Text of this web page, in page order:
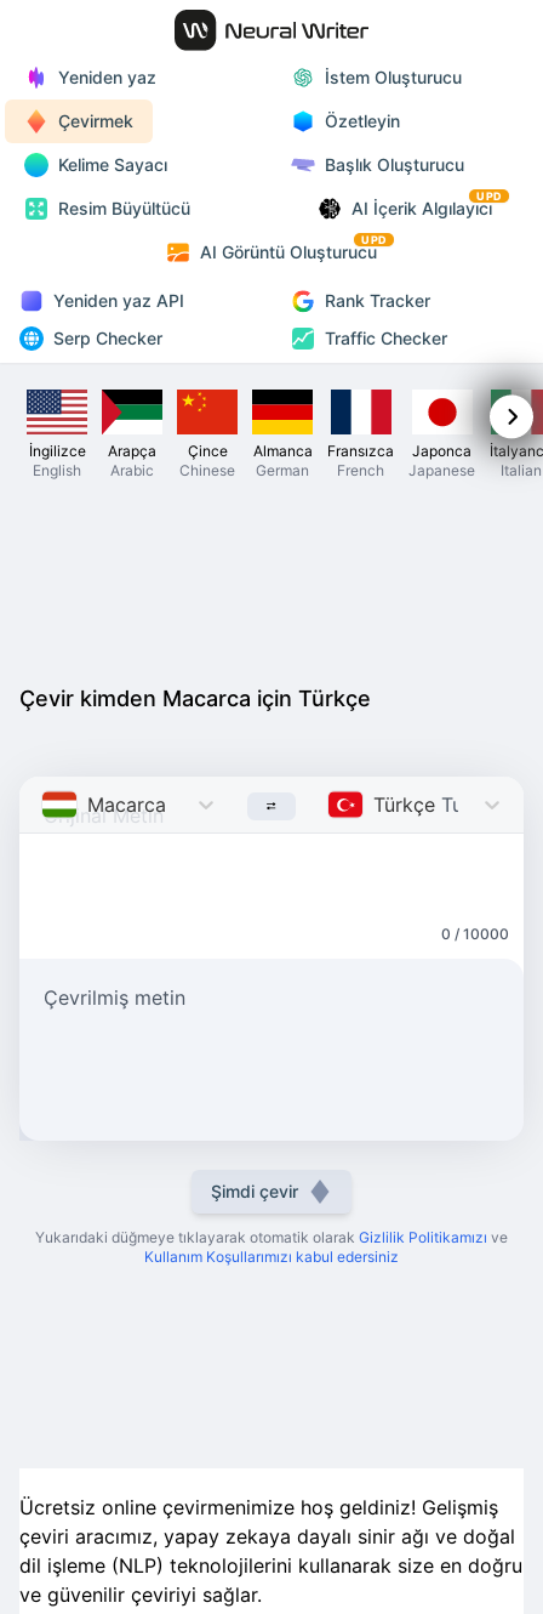
Yeniden yaz İstem Oluşturucu
Çevirmek Özetleyin
Kelime Sayacı Başlık Oluşturucu
Resim Büyültücü AI İçerik Algılayıcı
UPD
AI Görüntü Oluşturucu
UPD
Yeniden yaz API
Rank Tracker
Serp Checker
Traffic Checker
İngilizce
English
Arapça
Arabic
Çince
Chinese
Almanca
German
Fransızca
French
Japonca
Japanese
Italian
Çevir kimden Macarca için Türkçe
Macarca Hungarian Türkçe Turkish
0 / 10000
Çevrilmiş metin
Şimdi çevir
Yukarıdaki düğmeye tıklayarak otomatik olarak Gizlilik Politikamızı ve
Kullanım Koşullarımızı kabul edersiniz
Ücretsiz online çevirmenimize hoş geldiniz! Gelişmiş
çeviri aracımız, yapay zekaya dayalı sinir ağı ve doğal
dil işleme (NLP) teknolojilerini kullanarak size en doğru
ve güvenilir çeviriyi sağlar.